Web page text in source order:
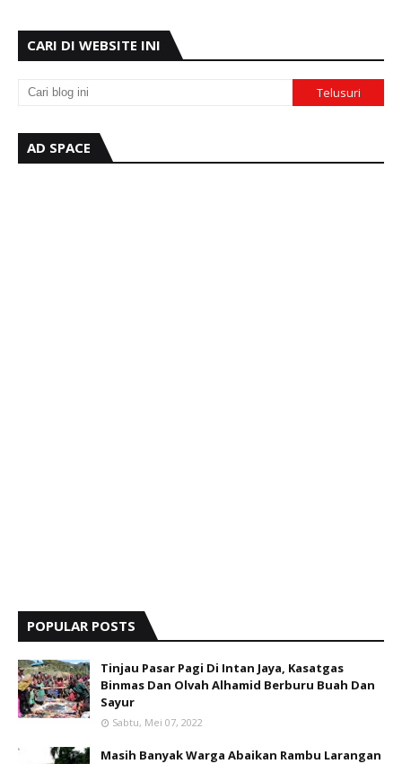
CARI DI WEBSITE INI
AD SPACE
POPULAR POSTS
Tinjau Pasar Pagi Di Intan Jaya, Kasatgas
Binmas Dan Olvah Alhamid Berburu Buah Dan
Sayur
Sabtu, Mei 07, 2022
Masih Banyak Warga Abaikan Rambu Larangan